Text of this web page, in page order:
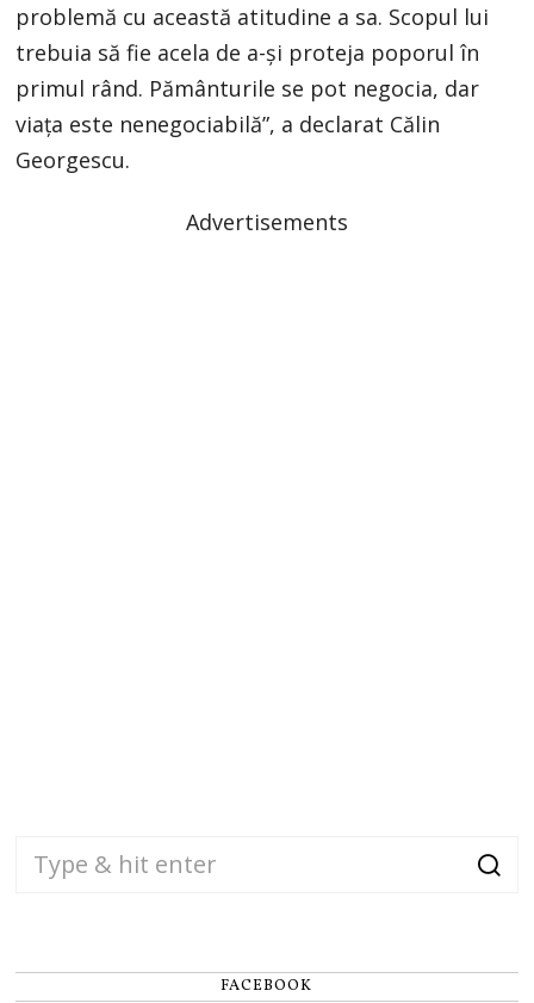
problemă cu această atitudine a sa. Scopul lui
trebuia să fie acela de a-și proteja poporul în
primul rând. Pământurile se pot negocia, dar
viața este nenegociabilă”, a declarat Călin
Georgescu.
Advertisements
FACEBOOK